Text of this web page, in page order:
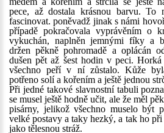
pece, až dostala krásnou barvu. To
fascinovat. poněvadž jinak s námi
případě pokračovala vyprávěním o
vykuchán, naplněn jemnými fíky a
držen pěkně pohromadě a oplácán
dušen pět až šest hodin v peci.
všechno peří v ní zůstalo. Kůže
potřeno solí a kořením a ještě jednou
Při jedné takové slavnostní tabuli
se musel ještě hodně učit, ale že měl
pisárny, jelikož všechno muselo být
velké postavy a taky hezký, a tak ho při
jako tělesnou stráž.